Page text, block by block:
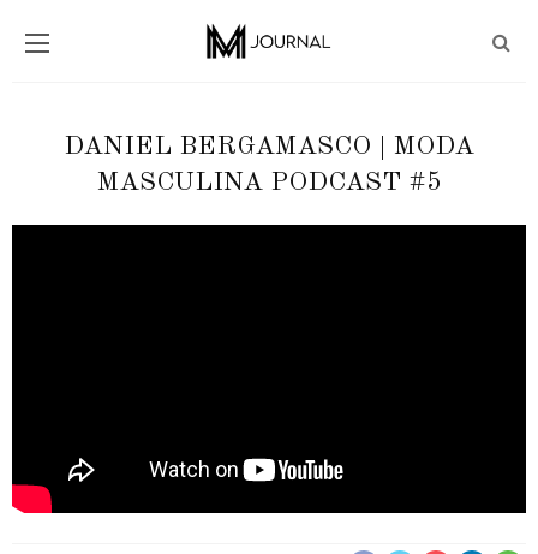
DANIEL BERGAMASCO | MODA
MASCULINA PODCAST #5